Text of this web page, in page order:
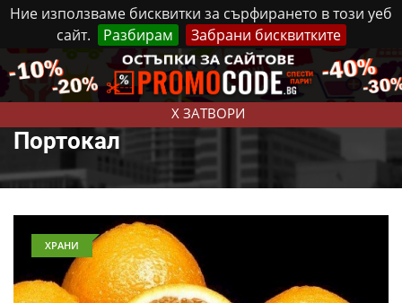
Ние използваме бисквитки за сърфирането в този уеб
сайт.
Разбирам Забрани бисквитките
X ЗАТВОРИ
Петък, 7 Август, 2026 Реклама Контакти
Портокал
ХРАНИ